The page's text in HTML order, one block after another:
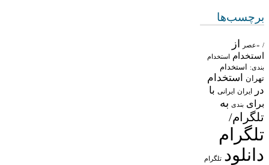
برچسب‌ها
/ «عصر از
استخدام استخدام
بندی: استخدام
تهران
استخدام
در
ایران ایرانی با
برای بندی به
تلگرام/
تلگرام
دانلود تلگرام